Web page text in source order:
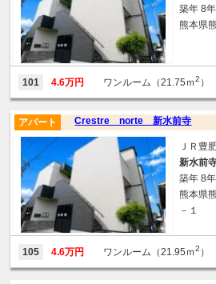
築年 8
熊本県
101 4.6万円 ワンルーム（21.75ｍ2 ）
Crestre norte 新水前寺
アパート
ＪＲ豊
新水前
築年 8
熊本県
－１
105 4.6万円 ワンルーム（21.95ｍ2 ）